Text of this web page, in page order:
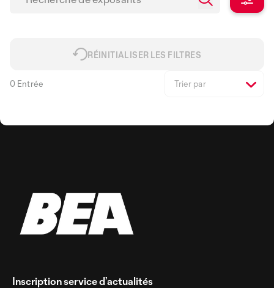
RÉINITIALISER LES FILTRES
0 Entrée Trier par
Inscription service d’actualités